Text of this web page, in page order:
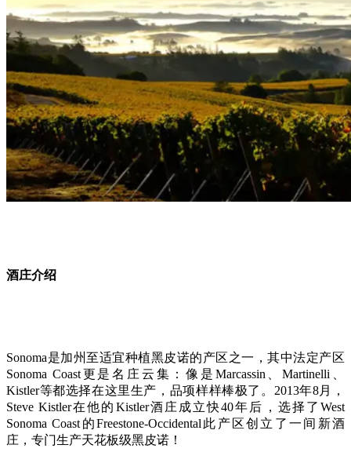
酒庄介绍
Sonoma是加州至适宜种植黑皮诺的产区之一，其中法定产区
Sonoma Coast更是名庄云集：像是Marcassin、Martinelli、
Kistler等都选择在这里生产，品项样样棒极了。2013年8月，
Steve Kistler在他的Kistler酒庄成立快40年后，选择了West
Sonoma Coast的Freestone-Occidental此产区创立了一间新酒
庄，专门生产天花板级黑皮诺！